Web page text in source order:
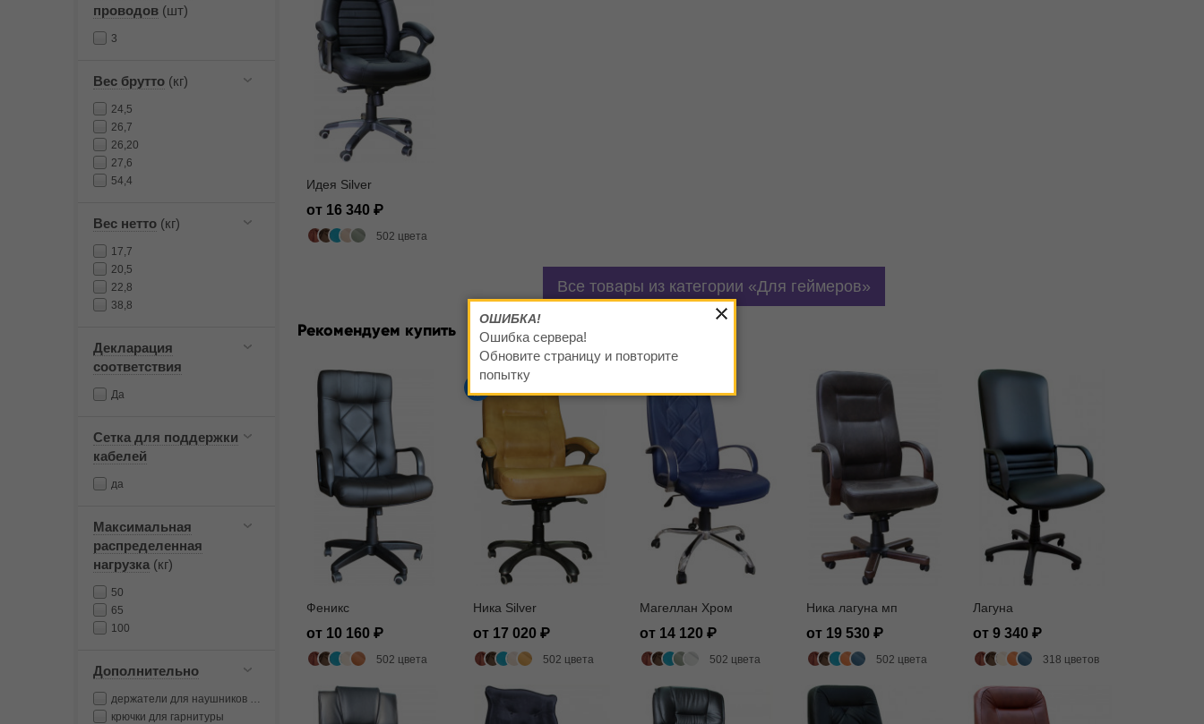
проводов (шт)
3
Вес брутто (кг)
24,5
26,7
26,20
27,6
54,4
Вес нетто (кг)
17,7
20,5
22,8
38,8
Декларация
соответствия
Да
Сетка для поддержки
кабелей
да
Максимальная
распределенная
нагрузка (кг)
50
65
100
Дополнительно
держатели для наушников и чашки, LED-подсветка
крючки для гарнитуры
Идея Silver
от 16 340
502 цвета
Все товары из категории Для геймеров
Рекомендуем купить
Феникс
от 10 160
502 цвета
Ника Silver
от 17 020
502 цвета
Магеллан Хром
от 14 120
502 цвета
Ника лагуна мп
от 19 530
502 цвета
Лагуна
от 9 340
318 цветов
ОШИБКА!
Ошибка сервера!
Обновите страницу и повторите
попытку